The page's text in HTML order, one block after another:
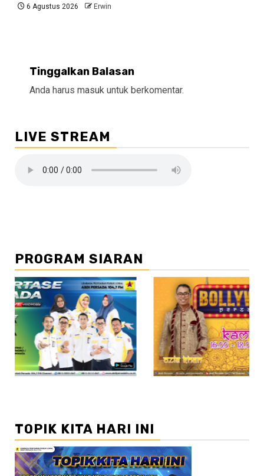
6 Agustus 2026 Erwin
Tinggalkan Balasan
Anda harus masuk untuk berkomentar.
LIVE STREAM
PROGRAM SIARAN
//2
TOPIK KITA HARI INI